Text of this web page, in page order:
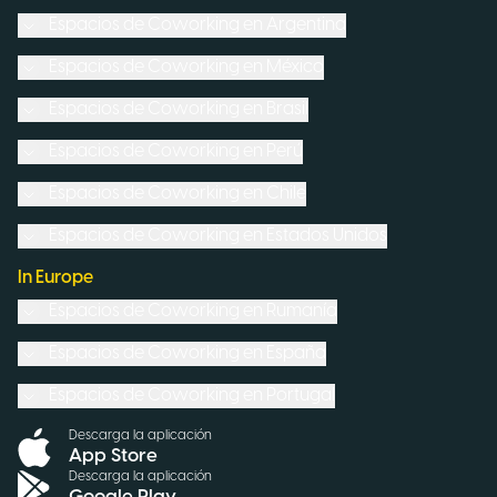
In Europe
Descarga la aplicación
App Store
Descarga la aplicación